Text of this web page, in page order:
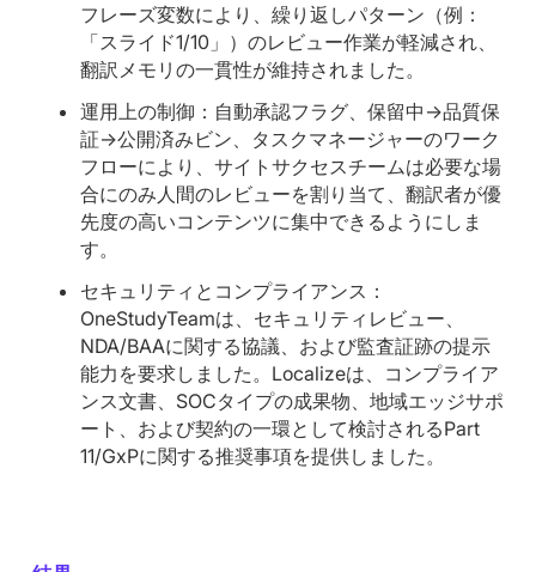
フレーズ変数により、繰り返しパターン（例：
「スライド1/10」）のレビュー作業が軽減され、
翻訳メモリの一貫性が維持されました。
運用上の制御：自動承認フラグ、保留中→品質保
証→公開済みビン、タスクマネージャーのワーク
フローにより、サイトサクセスチームは必要な場
合にのみ人間のレビューを割り当て、翻訳者が優
先度の高いコンテンツに集中できるようにしま
す。
セキュリティとコンプライアンス：
OneStudyTeamは、セキュリティレビュー、
NDA/BAAに関する協議、および監査証跡の提示
能力を要求しました。Localizeは、コンプライア
ンス文書、SOCタイプの成果物、地域エッジサポ
ート、および契約の一環として検討されるPart
11/GxPに関する推奨事項を提供しました。